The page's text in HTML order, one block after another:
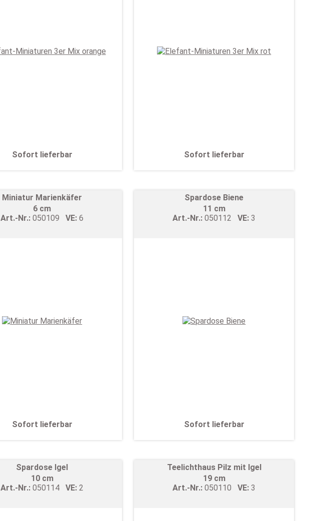
Sofort lieferbar Sofort lieferbar
Miniatur Marienkäfer
6 cm
Art.-Nr.:050109VE:6
Sofort lieferbar
Spardose Biene
11 cm
Art.-Nr.:050112VE:3
Sofort lieferbar
Spardose Igel
10 cm
Art.-Nr.:050114VE:2
Teelichthaus Pilz mit Igel
19 cm
Art.-Nr.:050110VE:3